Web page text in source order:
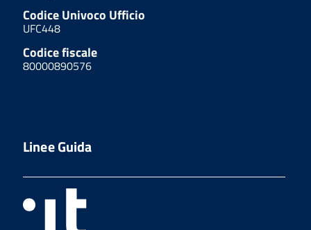
Codice Univoco Ufficio
UFC448
Codice fiscale
80000890576
Linee Guida